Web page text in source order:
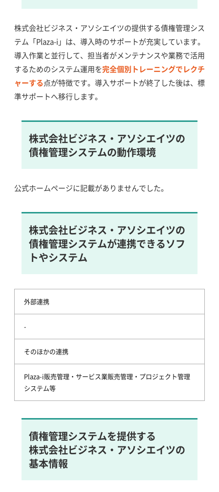
株式会社ビジネス・アソシエイツの提供する債権管理シス
テム「Plaza-i」は、導入時のサポートが充実しています。
導入作業と並行して、担当者がメンテナンスや業務で活用
するためのシステム運用を完全個別トレーニングでレクチ
ャーする点が特徴です。導入サポートが終了した後は、標
準サポートへ移行します。
株式会社ビジネス・アソシエイツの
債権管理システムの動作環境
公式ホームページに記載がありませんでした。
株式会社ビジネス・アソシエイツの
債権管理システムが連携できるソフ
トやシステム
外部連携
-
そのほかの連携
Plaza-i販売管理・サービス業販売管理・プロジェクト管理
システム等
債権管理システムを提供する
株式会社ビジネス・アソシエイツの
基本情報